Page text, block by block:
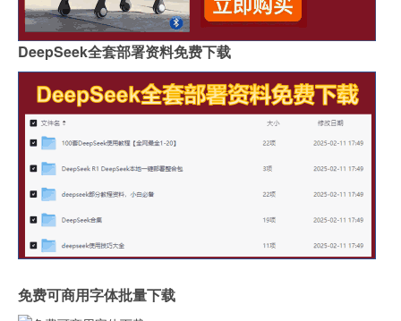
DeepSeek全套部署资料免费下载
免费可商用字体批量下载